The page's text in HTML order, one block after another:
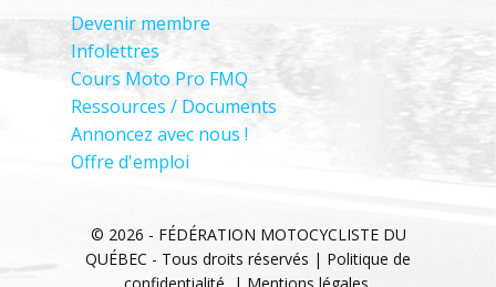
Devenir membre
Infolettres
Cours Moto Pro FMQ
Ressources / Documents
Annoncez avec nous !
Offre d'emploi
© 2026 - FÉDÉRATION MOTOCYCLISTE DU
QUÉBEC - Tous droits réservés | Politique de